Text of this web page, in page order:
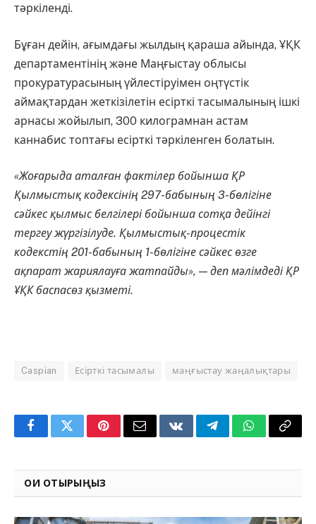
тәркіленді.
Бұған дейін, ағымдағы жылдың қараша айында, ҰҚК
департаментінің және Маңғыстау облысы
прокуратурасының үйлестіруімен оңтүстік
аймақтардан жеткізілетін есірткі тасымалының ішкі
арнасы жойылып, 300 килограмнан астам
каннабис топтағы есірткі тәркіленген болатын.
«Жоғарыда аталған фактілер бойынша ҚР
Қылмыстық кодексінің 297-бабының 3-бөлігіне
сәйкес қылмыс белгілері бойынша сотқа дейінгі
тергеу жүргізілуде. Қылмыстық-процестік
кодекстің 201-бабының 1-бөлігіне сәйкес өзге
ақпарат жариялауға жатпайды», — деп мәлімдеді ҚР
ҰҚК баспасөз қызметі.
Caspian Есірткі тасымалы маңғыстау жаңалықтары
FacebookTwitterPinterestEmail VKontakteTelegramWhatsApp
Copy
ОҚИ ОТЫРЫҢЫЗ